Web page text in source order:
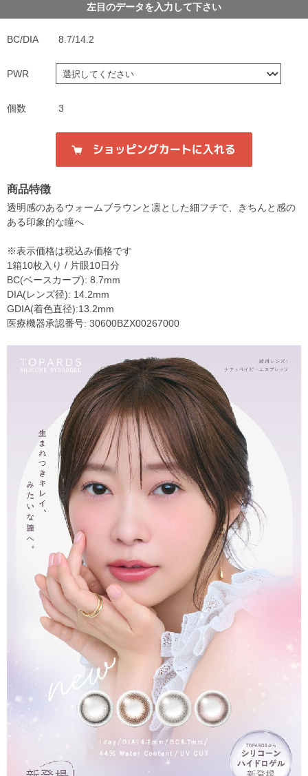
左目のデータを入力して下さい
BC/DIA 8.7/14.2
PWR
個数 3
商品特徴
透明感のあるウォームブラウンと凛とした細フチで、きちんと感の
ある印象的な瞳へ
※表示価格は税込み価格です
1箱10枚入り / 片眼10日分
BC(ベースカーブ): 8.7mm
DIA(レンズ径): 14.2mm
GDIA(着色直径):13.2mm
医療機器承認番号: 30600BZX00267000